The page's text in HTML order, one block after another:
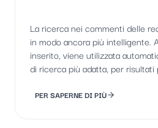
La ricerca nei commenti delle
in modo ancora più intelligente.
inserito, viene utilizzata
di ricerca più adatta, per risultati
PER SAPERNE DI PIÙ